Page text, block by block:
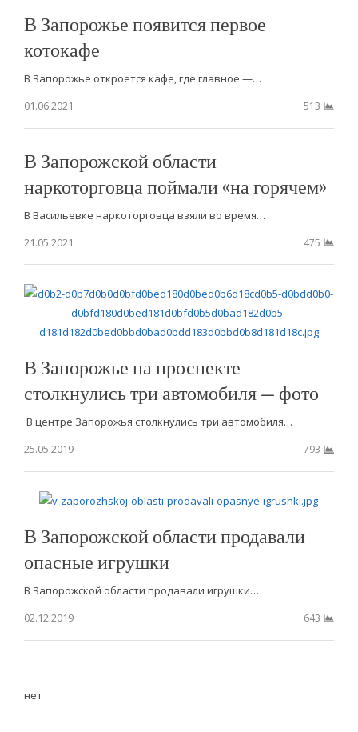
В Запорожье появится первое
котокафе
В Запорожье откроется кафе, где главное —…
01.06.2021
513
В Запорожской области
наркоторговца поймали «на горячем»
В Васильевке наркоторговца взяли во время…
21.05.2021
475
В Запорожье на проспекте
столкнулись три автомобиля — фото
В центре Запорожья столкнулись три автомобиля…
25.05.2019
793
В Запорожской области продавали
опасные игрушки
В Запорожской области продавали игрушки…
02.12.2019
643
нет